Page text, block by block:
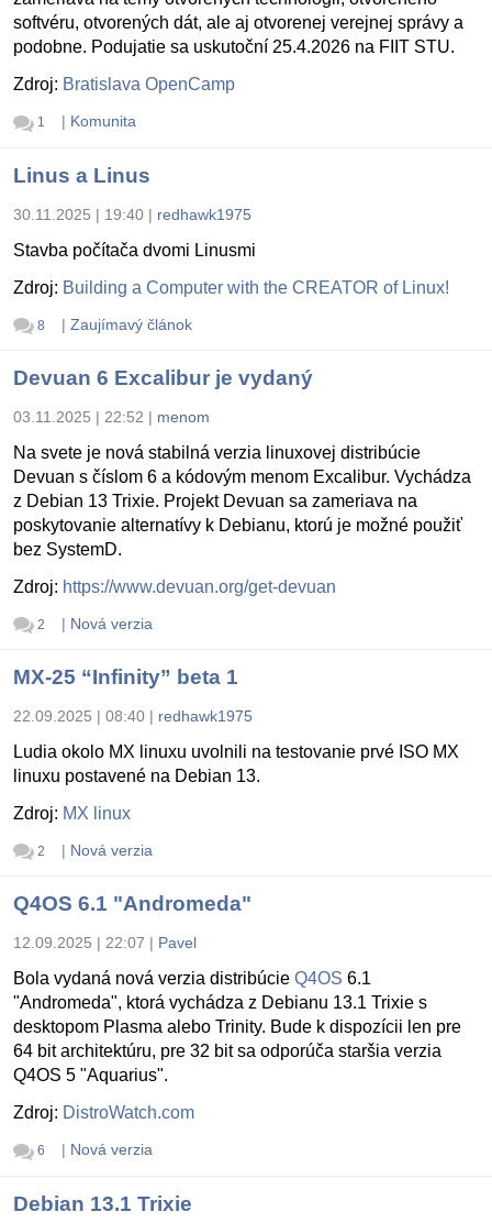
softvéru, otvorených dát, ale aj otvorenej verejnej správy a
podobne. Podujatie sa uskutoční 25.4.2026 na FIIT STU.
Zdroj: Bratislava OpenCamp
1 | Komunita
Linus a Linus
30.11.2025 | 19:40 | redhawk1975
Stavba počítača dvomi Linusmi
Zdroj: Building a Computer with the CREATOR of Linux!
8 | Zaujímavý článok
Devuan 6 Excalibur je vydaný
03.11.2025 | 22:52 | menom
Na svete je nová stabilná verzia linuxovej distribúcie
Devuan s číslom 6 a kódovým menom Excalibur. Vychádza
z Debian 13 Trixie. Projekt Devuan sa zameriava na
poskytovanie alternatívy k Debianu, ktorú je možné použiť
bez SystemD.
Zdroj: https://www.devuan.org/get-devuan
2 | Nová verzia
MX-25 “Infinity” beta 1
22.09.2025 | 08:40 | redhawk1975
Ludia okolo MX linuxu uvolnili na testovanie prvé ISO MX
linuxu postavené na Debian 13.
Zdroj: MX linux
2 | Nová verzia
Q4OS 6.1 "Andromeda"
12.09.2025 | 22:07 | Pavel
Bola vydaná nová verzia distribúcie Q4OS 6.1
"Andromeda", ktorá vychádza z Debianu 13.1 Trixie s
desktopom Plasma alebo Trinity. Bude k dispozícii len pre
64 bit architektúru, pre 32 bit sa odporúča staršia verzia
Q4OS 5 "Aquarius".
Zdroj: DistroWatch.com
6 | Nová verzia
Debian 13.1 Trixie